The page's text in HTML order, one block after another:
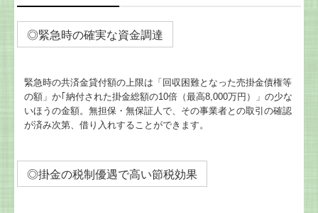
◎緊急時の確実な資金調達
緊急時の共済金貸付額の上限は「回収困難となった売掛金債権等
の額」か｢納付された掛金総額の10倍（最高8,000万円）」の少な
いほうの金額。無担保・無保証人で、その事業者との取引の確認
が済み次第、借り入れすることができます。
◎掛金の税制優遇で高い節税効果